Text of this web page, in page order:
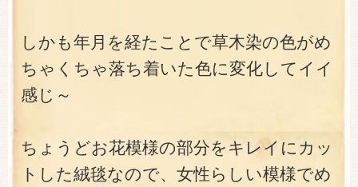
しかも年月を経たことで草木染の色がめ
ちゃくちゃ落ち着いた色に変化してイイ
感じ～
ちょうどお花模様の部分をキレイにカッ
トした絨毯なので、女性らしい模様でめ